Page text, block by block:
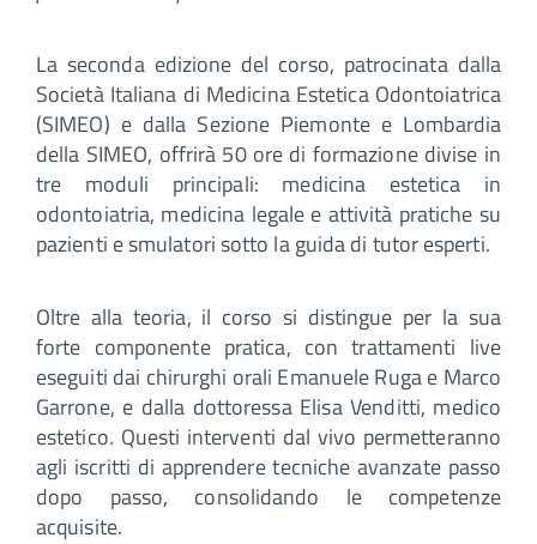
La seconda edizione del corso, patrocinata dalla
Società Italiana di Medicina Estetica Odontoiatrica
(SIMEO) e dalla Sezione Piemonte e Lombardia
della SIMEO, offrirà 50 ore di formazione divise in
tre moduli principali: medicina estetica in
odontoiatria, medicina legale e attività pratiche su
pazienti e smulatori sotto la guida di tutor esperti.
Oltre alla teoria, il corso si distingue per la sua
forte componente pratica, con trattamenti live
eseguiti dai chirurghi orali Emanuele Ruga e Marco
Garrone, e dalla dottoressa Elisa Venditti, medico
estetico. Questi interventi dal vivo permetteranno
agli iscritti di apprendere tecniche avanzate passo
dopo passo, consolidando le competenze
acquisite.